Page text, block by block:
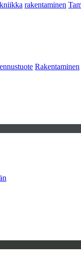
rakentaminen
Rakentaminen